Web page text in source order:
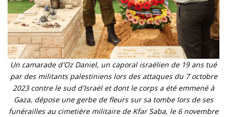
Un camarade d'Oz Daniel, un caporal israélien de 19 ans tué
par des militants palestiniens lors des attaques du 7 octobre
2023 contre le sud d'Israël et dont le corps a été emmené à
Gaza, dépose une gerbe de fleurs sur sa tombe lors de ses
funérailles au cimetière militaire de Kfar Saba, le 6 novembre